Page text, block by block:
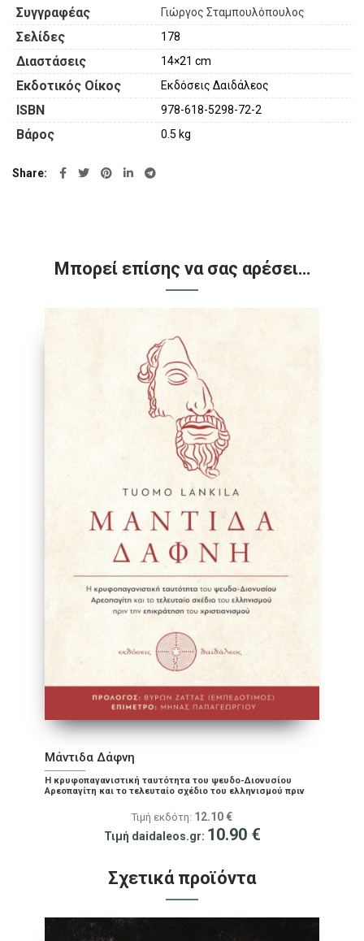
Συγγραφέας Γιώργος Σταμπουλόπουλος
Σελίδες 178
Διαστάσεις 14×21 cm
Εκδοτικός Οίκος Εκδόσεις Δαιδάλεος
ISBN 978-618-5298-72-2
Βάρος 0.5 kg
Share
Μπορεί επίσης να σας αρέσει…
Μάντιδα Δάφνη
Η κρυφοπαγανιστική ταυτότητα του ψευδο-Διονυσίου
Αρεοπαγίτη και το τελευταίο σχέδιο του ελληνισμού πριν
Τιμή εκδότη: 12.10 €
Τιμή daidaleos.gr: 10.90 €
Σχετικά προϊόντα